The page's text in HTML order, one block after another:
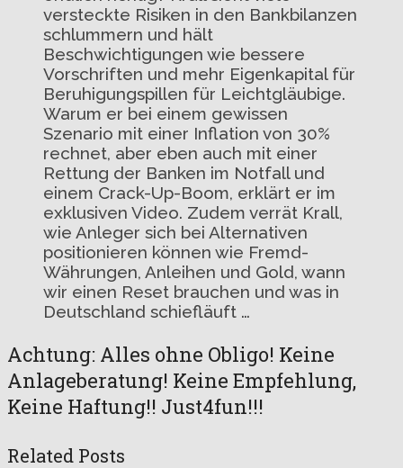
versteckte Risiken in den Bankbilanzen
schlummern und hält
Beschwichtigungen wie bessere
Vorschriften und mehr Eigenkapital für
Beruhigungspillen für Leichtgläubige.
Warum er bei einem gewissen
Szenario mit einer Inflation von 30%
rechnet, aber eben auch mit einer
Rettung der Banken im Notfall und
einem Crack-Up-Boom, erklärt er im
exklusiven Video. Zudem verrät Krall,
wie Anleger sich bei Alternativen
positionieren können wie Fremd-
Währungen, Anleihen und Gold, wann
wir einen Reset brauchen und was in
Deutschland schiefläuft …
Achtung: Alles ohne Obligo! Keine
Anlageberatung! Keine Empfehlung,
Keine Haftung!! Just4fun!!!
Related Posts